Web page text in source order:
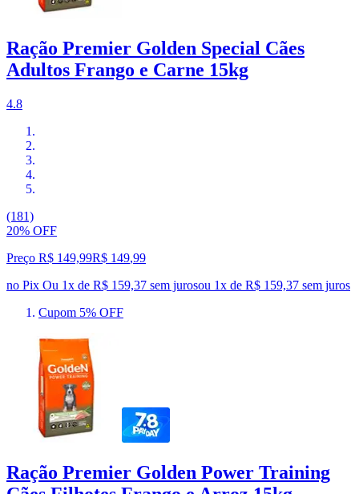
Ração Premier Golden Special Cães
Adultos Frango e Carne 15kg
4.8
(181)
20% OFF
Preço R$ 149,99R$ 149,99
no Pix Ou 1x de R$ 159,37 sem jurosou 1x de R$ 159,37 sem juros
Cupom 5% OFF
Ração Premier Golden Power Training